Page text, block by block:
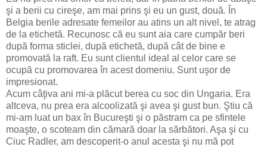
şi a berii cu cireşe, am mai prins şi eu un gust, două. În
Belgia berile adresate femeilor au atins un alt nivel, te atrag
de la etichetă. Recunosc că eu sunt aia care cumpăr beri
după forma sticlei, după etichetă, după cât de bine e
promovată la raft. Eu sunt clientul ideal al celor care se
ocupă cu promovarea în acest domeniu. Sunt uşor de
impresionat.
Acum câţiva ani mi-a plăcut berea cu soc din Ungaria. Era
altceva, nu prea era alcoolizată şi avea şi gust bun. Ştiu că
mi-am luat un bax în Bucureşti şi o păstram ca pe sfintele
moaşte, o scoteam din cămară doar la sărbători. Aşa şi cu
Ciuc Radler, am descoperit-o anul acesta şi nu mă pot